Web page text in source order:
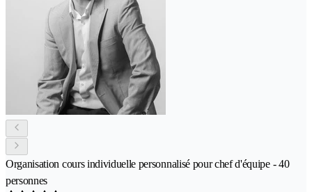
Organisation cours individuelle personnalisé pour chef d'équipe - 40
personnes